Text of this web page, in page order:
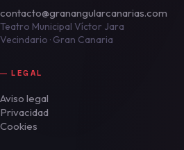
contacto@granangularcanarias.com
Teatro Municipal Víctor Jara
Vecindario · Gran Canaria
LEGAL
Aviso legal
Privacidad
Cookies